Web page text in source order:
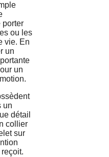
porter
ou les
vie. En
un
un
un
détail
collier
sur